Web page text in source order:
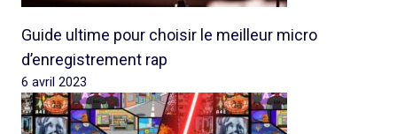
Guide ultime pour choisir le meilleur micro
d’enregistrement rap
6 avril 2023